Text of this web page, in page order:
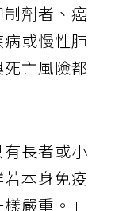
劑者、癌
或慢性肺
亡風險都
長者或小
本身免疫
嚴重。」